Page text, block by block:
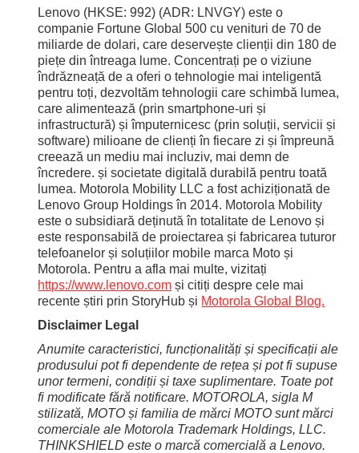
Lenovo (HKSE: 992) (ADR: LNVGY) este o
companie Fortune Global 500 cu venituri de 70 de
miliarde de dolari, care deservește clienții din 180 de
piețe din întreaga lume. Concentrați pe o viziune
îndrăzneață de a oferi o tehnologie mai inteligentă
pentru toți, dezvoltăm tehnologii care schimbă lumea,
care alimentează (prin smartphone-uri și
infrastructură) și împuternicesc (prin soluții, servicii și
software) milioane de clienți în fiecare zi și împreună
creează un mediu mai incluziv, mai demn de
încredere. și societate digitală durabilă pentru toată
lumea. Motorola Mobility LLC a fost achiziționată de
Lenovo Group Holdings în 2014. Motorola Mobility
este o subsidiară deținută în totalitate de Lenovo și
este responsabilă de proiectarea și fabricarea tuturor
telefoanelor și soluțiilor mobile marca Moto și
Motorola. Pentru a afla mai multe, vizitați
https://www.lenovo.com și citiți despre cele mai
recente știri prin StoryHub și Motorola Global Blog.
Disclaimer Legal
Anumite caracteristici, funcționalități și specificații ale
produsului pot fi dependente de rețea și pot fi supuse
unor termeni, condiții și taxe suplimentare. Toate pot
fi modificate fără notificare. MOTOROLA, sigla M
stilizată, MOTO și familia de mărci MOTO sunt mărci
comerciale ale Motorola Trademark Holdings, LLC.
THINKSHIELD este o marcă comercială a Lenovo.